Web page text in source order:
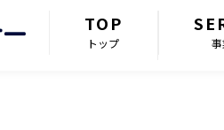
TOP
トップ